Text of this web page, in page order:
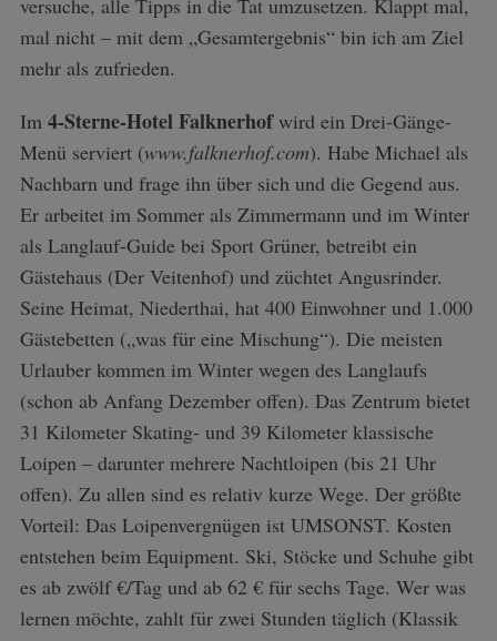
versuche, alle Tipps in die Tat umzusetzen. Klappt mal,
mal nicht – mit dem „Gesamtergebnis“ bin ich am Ziel
mehr als zufrieden.
Im 4-Sterne-Hotel Falknerhofwird ein Drei-Gänge-
Menü serviert (www.falknerhof.com). Habe Michael als
Nachbarn und frage ihn über sich und die Gegend aus.
Er arbeitet im Sommer als Zimmermann und im Winter
als Langlauf-Guide bei Sport Grüner, betreibt ein
Gästehaus (Der Veitenhof) und züchtet Angusrinder.
Seine Heimat, Niederthai, hat 400 Einwohner und 1.000
Gästebetten („was für eine Mischung“). Die meisten
Urlauber kommen im Winter wegen des Langlaufs
(schon ab Anfang Dezember offen). Das Zentrum bietet
31 Kilometer Skating- und 39 Kilometer klassische
Loipen – darunter mehrere Nachtloipen (bis 21 Uhr
offen). Zu allen sind es relativ kurze Wege. Der größte
Vorteil: Das Loipenvergnügen ist UMSONST. Kosten
entstehen beim Equipment. Ski, Stöcke und Schuhe gibt
es ab zwölf €/Tag und ab 62 € für sechs Tage. Wer was
lernen möchte, zahlt für zwei Stunden täglich (Klassik
f
o
r